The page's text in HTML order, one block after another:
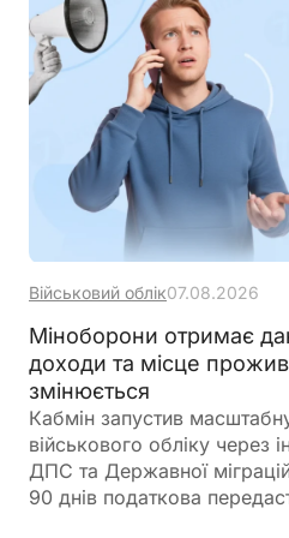
порядок оподаткування
Військовий облік07.08.2026
Міноборони отримає
доходи та місце
змінюється
Кабмін запустив
військового обліку через
ДПС та Державної
90 днів податкова